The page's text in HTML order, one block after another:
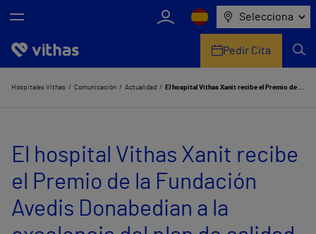
Selecciona
Nosotros
Servicios de salud
Equipo médico y asistencial
Pedir Cita
Hospitales Vithas Comunicación Actualidad El hospital Vithas Xanit recibe el Premio de la Fundación Avedis Donabedian a la excelencia del plan de calidad en hospitales
El hospital Vithas Xanit recibe
el Premio de la Fundación
Avedis Donabedian a la